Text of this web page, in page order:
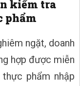
kiểm tra
phẩm
ngặt, doanh
hợp được miễn
phẩm nhập